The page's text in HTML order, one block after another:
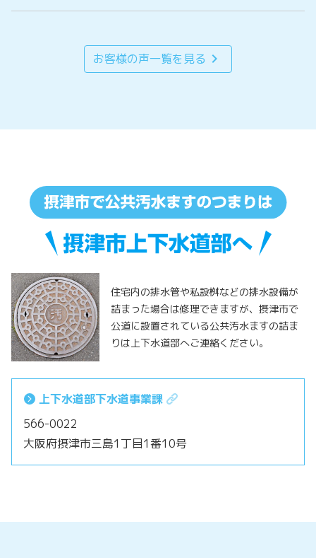
お客様の声一覧を見る chevron_right
住宅内の排水管や私設桝などの排水設備が
詰まった場合は修理できますが、摂津市で
公道に設置されている公共汚水ますの詰ま
りは上下水道部へご連絡ください。
上下水道部下水道事業課
566-0022
大阪府摂津市三島1丁目1番10号